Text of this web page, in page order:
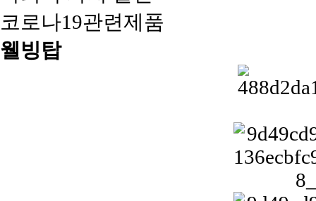
코로나19관련제품
웰빙탑